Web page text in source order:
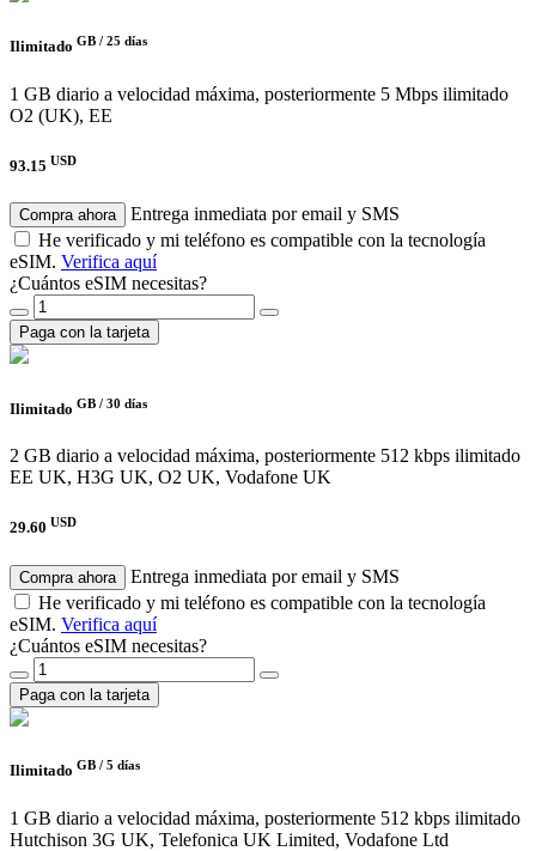
Ilimitado GB / 25 días
1 GB diario a velocidad máxima, posteriormente 5 Mbps ilimitado
O2 (UK), EE
93.15 USD
Compra ahora
Entrega inmediata por email y SMS
He verificado y mi teléfono es compatible con la tecnología
eSIM. Verifica aquí
¿Cuántos eSIM necesitas?
Paga con la tarjeta
Ilimitado GB / 30 días
2 GB diario a velocidad máxima, posteriormente 512 kbps ilimitado
EE UK, H3G UK, O2 UK, Vodafone UK
29.60 USD
Compra ahora
Entrega inmediata por email y SMS
He verificado y mi teléfono es compatible con la tecnología
eSIM. Verifica aquí
¿Cuántos eSIM necesitas?
Paga con la tarjeta
Ilimitado GB / 5 días
1 GB diario a velocidad máxima, posteriormente 512 kbps ilimitado
Hutchison 3G UK, Telefonica UK Limited, Vodafone Ltd